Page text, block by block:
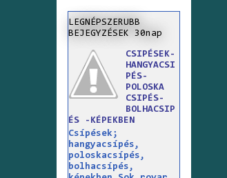
LEGNÉPSZERUBB
BEJEGYZÉSEK 30nap
CSIPÉSEK-
HANGYACSI
PÉS-
POLOSKA
CSIPÉS-
BOLHACSIP
ÉS -KÉPEKBEN
Csípések;
hangyacsípés,
poloskacsípés,
bolhacsípés,